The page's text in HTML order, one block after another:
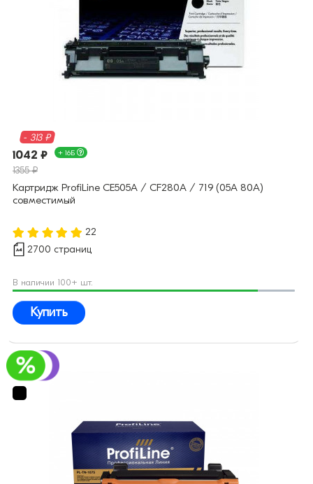
- 313 ₽
1042 ₽ + 16Б
1355 ₽
Картридж ProfiLine CE505A / CF280A / 719 (05A 80A)
совместимый
22
2700 страниц
В наличии 100+ шт.
Купить